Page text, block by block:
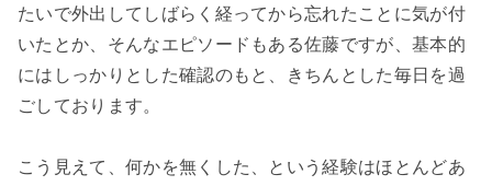
たいで外出してしばらく経ってから忘れたことに気が付
いたとか、そんなエピソードもある佐藤ですが、基本的
にはしっかりとした確認のもと、きちんとした毎日を過
ごしております。
こう見えて、何かを無くした、という経験はほとんどあ